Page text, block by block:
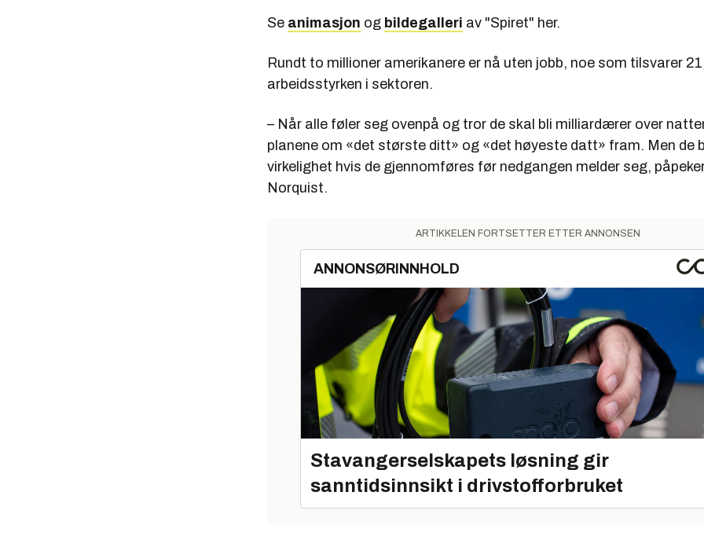
Se animasjon og bildegalleri av "Spiret" her.
Rundt to millioner amerikanere er nå uten jobb, noe som tilsvarer
arbeidsstyrken i sektoren.
– Når alle føler seg ovenpå og tror de skal bli milliardærer over
planene om «det største ditt» og «det høyeste datt» fram. Men de
virkelighet hvis de gjennomføres før nedgangen melder seg,
Norquist.
ARTIKKELEN FORTSETTER ETTER ANNONSEN
ANNONSØRINNHOLD
Stavangerselskapets løsning gir
sanntidsinnsikt i drivstofforbruket